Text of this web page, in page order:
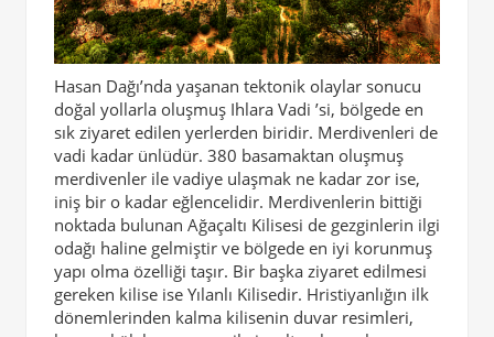
Hasan Dağı’nda yaşanan tektonik olaylar sonucu
doğal yollarla oluşmuş Ihlara Vadi ’si, bölgede en
sık ziyaret edilen yerlerden biridir. Merdivenleri de
vadi kadar ünlüdür. 380 basamaktan oluşmuş
merdivenler ile vadiye ulaşmak ne kadar zor ise,
iniş bir o kadar eğlencelidir. Merdivenlerin bittiği
noktada bulunan Ağaçaltı Kilisesi de gezginlerin ilgi
odağı haline gelmiştir ve bölgede en iyi korunmuş
yapı olma özelliği taşır. Bir başka ziyaret edilmesi
gereken kilise ise Yılanlı Kilisedir. Hristiyanlığın ilk
dönemlerinden kalma kilisenin duvar resimleri,